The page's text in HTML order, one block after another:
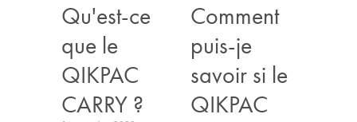
Qu'est-ce
que le
QIKPAC
CARRY ?
Comment
puis-je
savoir si le
QIKPAC